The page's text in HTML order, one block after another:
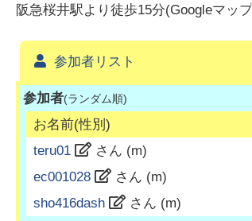
阪急桜井駅より徒歩15分(Googleマッ
参加者リスト
参加者(ランダム順)
お名前(性別)
teru01
さん (m)
ec001028
さん (m)
sho416dash
さん (m)